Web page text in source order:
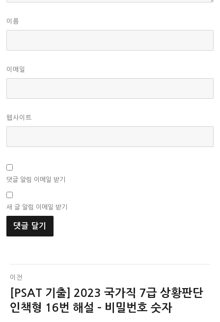
이름
이메일
웹사이트
댓글 알림 이메일 받기
새 글 알림 이메일 받기
글
탐
색
이전
이
전
[PSAT 기출] 2023 국가직 7급 상황판단
인책형 16번 해설 – 비밀번호 숫자